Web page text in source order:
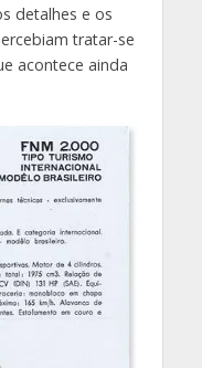
detalhes e os
tratar-se
acontece ainda